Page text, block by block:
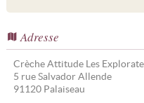
Adresse
Crèche Attitude Les
5 rue Salvador Allende
91120 Palaiseau